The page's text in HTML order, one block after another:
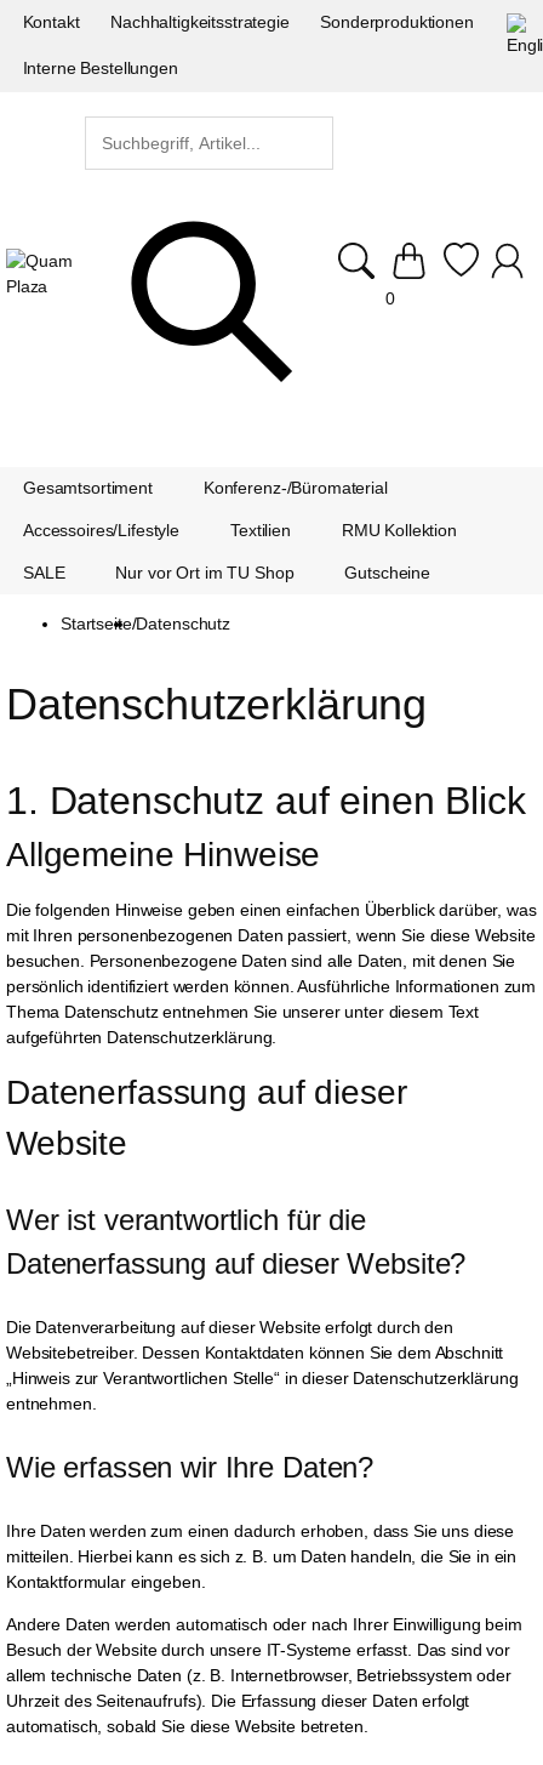
Kontakt Nachhaltigkeitsstrategie Sonderproduktionen
Interne Bestellungen
0
Gesamtsortiment Konferenz-/Büromaterial
Accessoires/Lifestyle Textilien RMU Kollektion
SALE Nur vor Ort im TU Shop Gutscheine
Startseite/Datenschutz
Datenschutz­erklärung
1. Datenschutz auf einen Blick
Allgemeine Hinweise
Die folgenden Hinweise geben einen einfachen Überblick darüber, was
mit Ihren personenbezogenen Daten passiert, wenn Sie diese Website
besuchen. Personenbezogene Daten sind alle Daten, mit denen Sie
persönlich identifiziert werden können. Ausführliche Informationen zum
Thema Datenschutz entnehmen Sie unserer unter diesem Text
aufgeführten Datenschutzerklärung.
Datenerfassung auf dieser
Website
Wer ist verantwortlich für die
Datenerfassung auf dieser Website?
Die Datenverarbeitung auf dieser Website erfolgt durch den
Websitebetreiber. Dessen Kontaktdaten können Sie dem Abschnitt
„Hinweis zur Verantwortlichen Stelle“ in dieser Datenschutzerklärung
entnehmen.
Wie erfassen wir Ihre Daten?
Ihre Daten werden zum einen dadurch erhoben, dass Sie uns diese
mitteilen. Hierbei kann es sich z. B. um Daten handeln, die Sie in ein
Kontaktformular eingeben.
Andere Daten werden automatisch oder nach Ihrer Einwilligung beim
Besuch der Website durch unsere IT-Systeme erfasst. Das sind vor
allem technische Daten (z. B. Internetbrowser, Betriebssystem oder
Uhrzeit des Seitenaufrufs). Die Erfassung dieser Daten erfolgt
automatisch, sobald Sie diese Website betreten.